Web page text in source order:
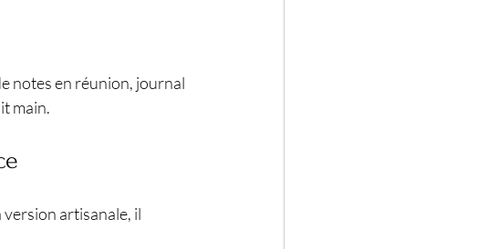
notes en réunion, journal
main.
artisanale, il